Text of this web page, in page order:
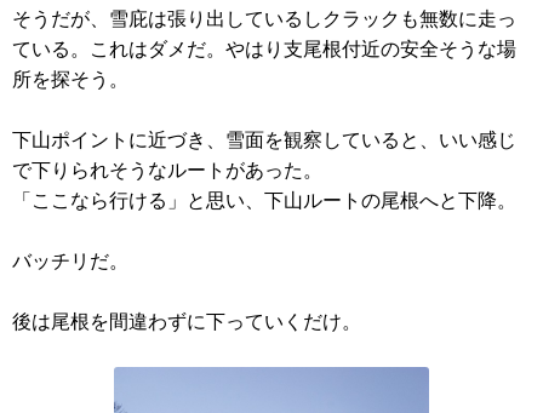
そうだが、雪庇は張り出しているしクラックも無数に走っ
ている。これはダメだ。やはり支尾根付近の安全そうな場
所を探そう。
下山ポイントに近づき、雪面を観察していると、いい感じ
で下りられそうなルートがあった。
「ここなら行ける」と思い、下山ルートの尾根へと下降。
バッチリだ。
後は尾根を間違わずに下っていくだけ。